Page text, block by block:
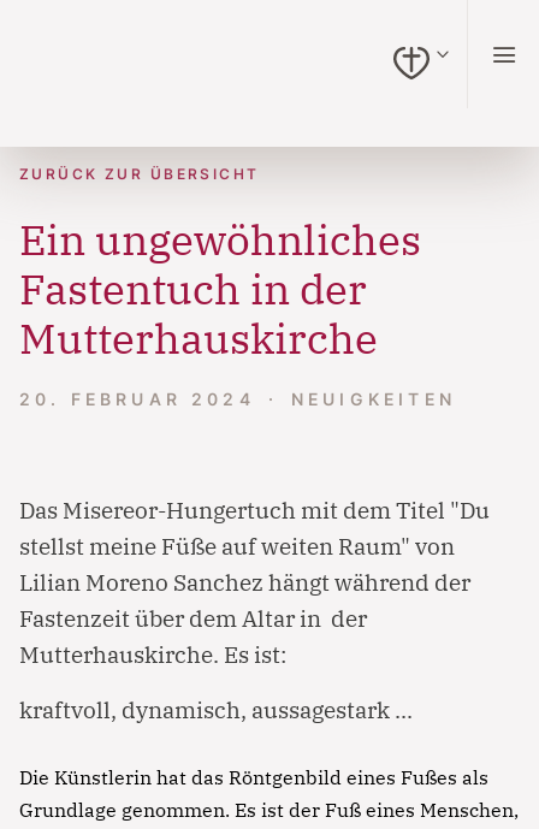
ZURÜCK ZUR ÜBERSICHT
Ein ungewöhnliches
Fastentuch in der
Mutterhauskirche
20. FEBRUAR 2024 NEUIGKEITEN
Das Misereor-Hungertuch mit dem Titel "Du
stellst meine Füße auf weiten Raum" von
Lilian Moreno Sanchez hängt während der
Fastenzeit über dem Altar in der
Mutterhauskirche. Es ist:
kraftvoll, dynamisch, aussagestark ...
Die Künstlerin hat das Röntgenbild eines Fußes als
Grundlage genommen. Es ist der Fuß eines Menschen,